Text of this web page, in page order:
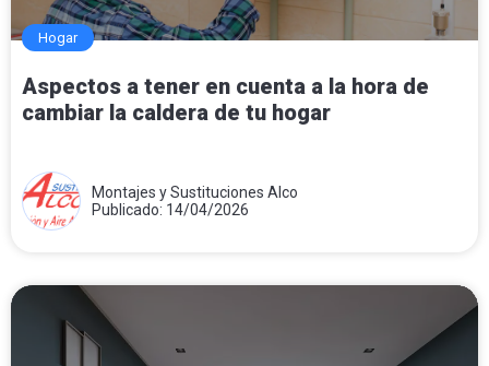
Hogar
Aspectos a tener en cuenta a la hora de
cambiar la caldera de tu hogar
Montajes y Sustituciones Alco
Publicado: 14/04/2026